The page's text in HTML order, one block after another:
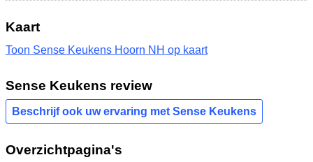
Kaart
Toon Sense Keukens Hoorn NH op kaart
Sense Keukens review
Beschrijf ook uw ervaring met Sense Keukens
Overzichtpagina's